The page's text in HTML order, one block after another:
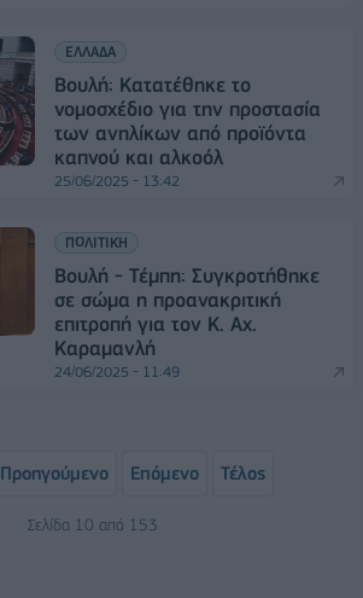
ΕΛΛΑΔΑ
Βουλή: Κατατέθηκε το
νομοσχέδιο για την προστασία
των ανηλίκων από προϊόντα
καπνού και αλκοόλ
25/06/2025 - 13:42
ΠΟΛΙΤΙΚΗ
Βουλή - Τέμπη: Συγκροτήθηκε
σε σώμα η προανακριτική
επιτροπή για τον Κ. Αχ.
Καραμανλή
24/06/2025 - 11:49
Προηγούμενο Επόμενο Τέλος
Σελίδα 10 από 153